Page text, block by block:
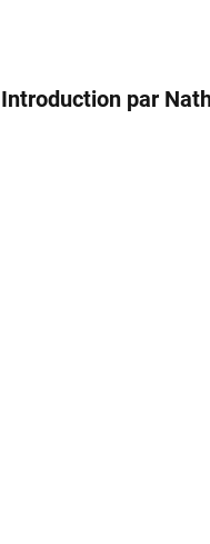
Introduction par